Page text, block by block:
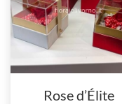
Rose d’Élite